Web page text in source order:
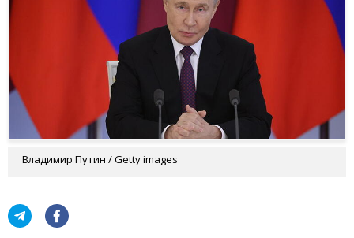
Владимир Путин / Getty images